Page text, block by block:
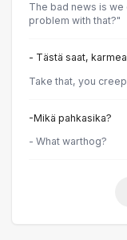
The bad news is
problem with that?"
- Tästä saat,
Take that, you
-Mikä pahkasika?
- What warthog?